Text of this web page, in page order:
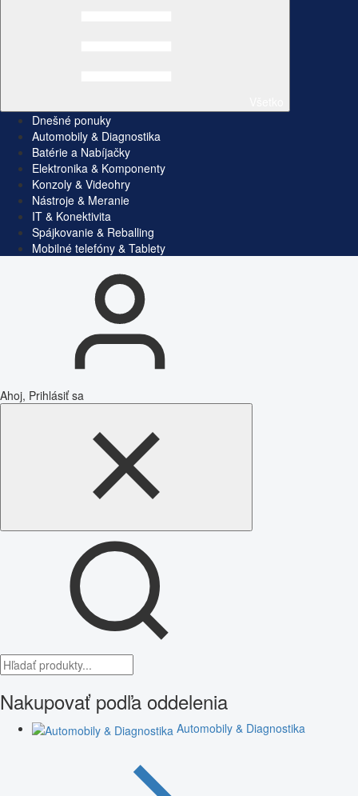
Dnešné ponuky
Automobily & Diagnostika
Batérie a Nabíjačky
Elektronika & Komponenty
Konzoly & Videohry
Nástroje & Meranie
IT & Konektivita
Spájkovanie & Reballing
Mobilné telefóny & Tablety
Ahoj, Prihlásiť sa
Nakupovať podľa oddelenia
Automobily & Diagnostika